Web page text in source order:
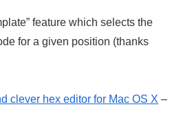
feature which selects the
for a given position (thanks
clever hex editor for Mac OS X –